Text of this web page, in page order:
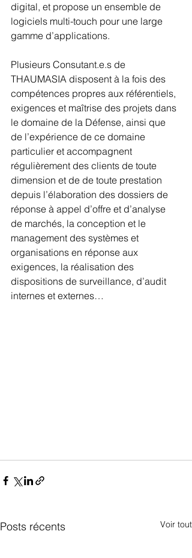
digital, et propose un ensemble de
logiciels multi-touch pour une large
gamme d’applications.
Plusieurs Consutant.e.s de
THAUMASIA disposent à la fois des
compétences propres aux référentiels,
exigences et maîtrise des projets dans
le domaine de la Défense, ainsi que
de l’expérience de ce domaine
particulier et accompagnent
régulièrement des clients de toute
dimension et de de toute prestation
depuis l’élaboration des dossiers de
réponse à appel d’offre et d’analyse
de marchés, la conception et le
management des systèmes et
organisations en réponse aux
exigences, la réalisation des
dispositions de surveillance, d’audit
internes et externes…
Posts récents Voir tout